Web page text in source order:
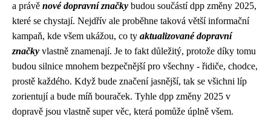
a právě nové dopravní značky budou součástí dpp změny 2025,
které se chystají. Nejdřív ale proběhne taková větší informační
kampaň, kde všem ukážou, co ty aktualizované dopravní
značky vlastně znamenají. Je to fakt důležitý, protože díky tomu
budou silnice mnohem bezpečnější pro všechny - řidiče, chodce,
prostě každého. Když bude značení jasnější, tak se všichni líp
zorientují a bude míň bouraček. Tyhle dpp změny 2025 v
dopravě jsou vlastně super věc, která pomůže úplně všem.